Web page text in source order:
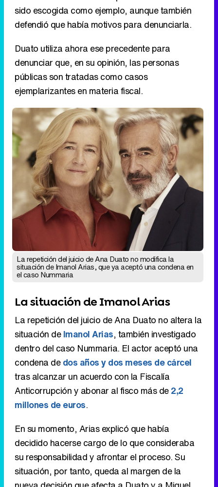
sido escogida como ejemplo, aunque también
defendió que había motivos para denunciarla.
Duato utiliza ahora ese precedente para
denunciar que, en su opinión, las personas
públicas son tratadas como casos
ejemplarizantes en materia fiscal.
La repetición del juicio de Ana Duato no modifica la
situación de Imanol Arias, que ya aceptó una condena en
el caso Nummaria
La situación de Imanol Arias
La repetición del juicio de Ana Duato no altera la
situación deImanol Arias, también investigado
dentro del caso Nummaria. El actor aceptó una
condena dedos años y dos meses de cárcel
tras alcanzar un acuerdo con la Fiscalía
Anticorrupción y abonar al fisco más de2,2
millones de euros.
En su momento, Arias explicó que había
decidido hacerse cargo de lo que consideraba
su responsabilidad y afrontar el proceso. Su
situación, por tanto, queda al margen de la